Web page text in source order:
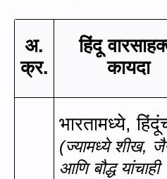
अ.
क्र.
हिंदू
कायदा
भारतामध्ये,
(ज्यामध्ये शीख,
आणि बौद्ध यांचाही